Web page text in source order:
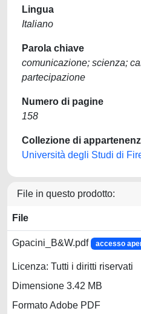
Lingua
Italiano
Parola chiave
comunicazione; scienza;
partecipazione
Numero di pagine
158
Collezione di
Università degli Studi di
File in questo prodotto:
File
Gpacini_B&W.pdf accesso
Licenza: Tutti i diritti riservati
Dimensione 3.42 MB
Formato Adobe PDF